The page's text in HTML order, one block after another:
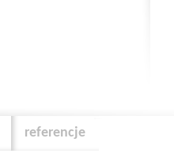
referencje